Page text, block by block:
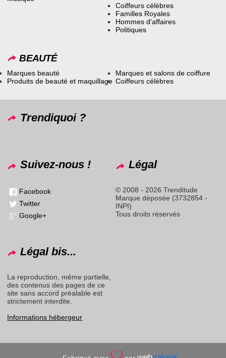
Coiffeurs célèbres
Familles Royales
Hommes d’affaires
Politiques
BEAUTÉ
Marques beauté
Produits de beauté et maquillage
Marques et salons de coiffure
Coiffeurs célèbres
Trendiquoi ?
Suivez-nous !
Facebook
Twitter
Google+
Légal
© 2008 - 2026 Trenditude
Marque déposée (3732854 -
INPI)
Tous droits réservés
Légal bis...
La reproduction, même partielle,
des contenus des pages de ce
site sans accord préalable est
strictement interdite.
Informations hébergeur